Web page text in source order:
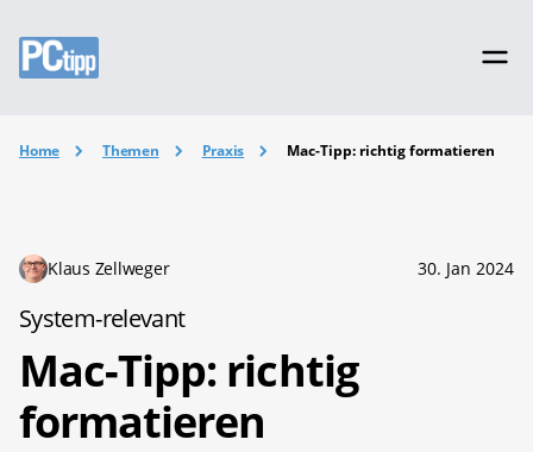
Home Themen Praxis Mac-Tipp: richtig formatieren
Klaus Zellweger 30. Jan 2024
System-relevant
Mac-Tipp: richtig
formatieren